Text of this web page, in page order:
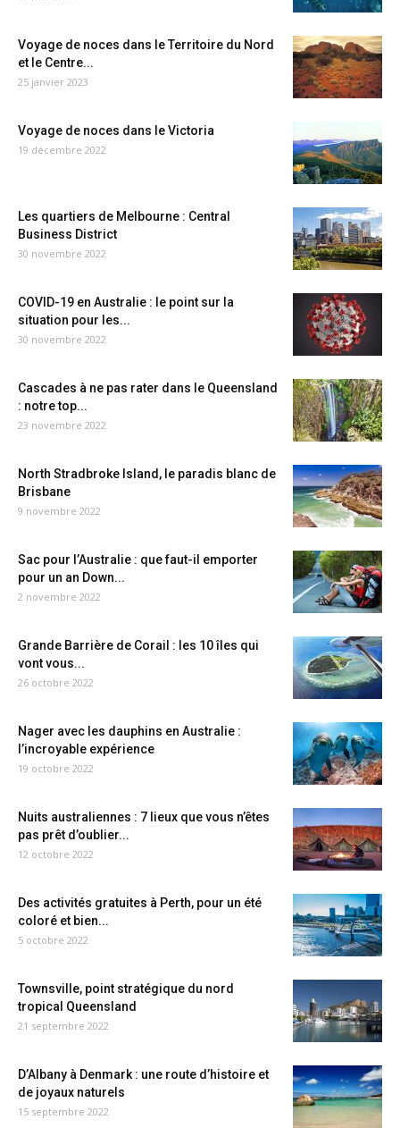
Voyage de noces dans le Territoire du Nord
et le Centre...
25 janvier 2023
Voyage de noces dans le Victoria
19 décembre 2022
Les quartiers de Melbourne : Central
Business District
30 novembre 2022
COVID-19 en Australie : le point sur la
situation pour les...
30 novembre 2022
Cascades à ne pas rater dans le Queensland
: notre top...
23 novembre 2022
North Stradbroke Island, le paradis blanc de
Brisbane
9 novembre 2022
Sac pour l’Australie : que faut-il emporter
pour un an Down...
2 novembre 2022
Grande Barrière de Corail : les 10 îles qui
vont vous...
26 octobre 2022
Nager avec les dauphins en Australie :
l’incroyable expérience
19 octobre 2022
Nuits australiennes : 7 lieux que vous n’êtes
pas prêt d’oublier...
12 octobre 2022
Des activités gratuites à Perth, pour un été
coloré et bien...
5 octobre 2022
Townsville, point stratégique du nord
tropical Queensland
21 septembre 2022
D’Albany à Denmark : une route d’histoire et
de joyaux naturels
15 septembre 2022